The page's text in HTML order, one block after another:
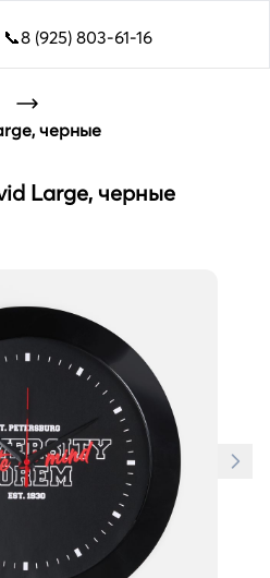
📞8 (925) 803-61-16
черные
Large, черные